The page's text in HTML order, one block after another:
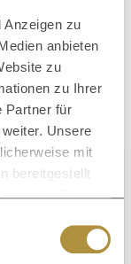
Anzeigen zu
anbieten
zu
zu Ihrer
Partner für
Unsere
mit
bereitgestellt
der Dienste